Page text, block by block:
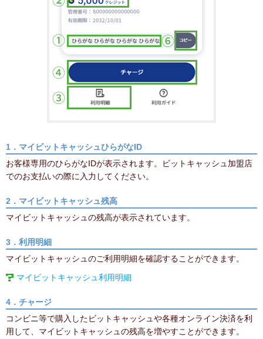
1．マイビットキャッシュひらがなID
お客様専用のひらがなIDが表示されます。ビットキャッシュ加盟店
でのお支払いの際に入力してください。
2．マイビットキャッシュ残高
マイビットキャッシュの残高が表示されています。
3．利用明細
マイビットキャッシュのご利用明細を確認することができます。
マイビットキャッシュ利用明細
4．チャージ
コンビニ等で購入したビットキャッシュや各種オンライン決済を利
用して、マイビットキャッシュの残高を増やすことができます。